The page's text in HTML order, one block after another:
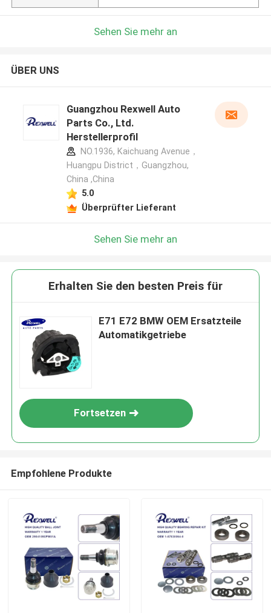
Sehen Sie mehr an
ÜBER UNS
Guangzhou Rexwell Auto
Parts Co., Ltd.
Herstellerprofil
NO.1936, Kaichuang Avenue，
Huangpu District，Guangzhou,
China ,China
5.0
Überprüfter Lieferant
Sehen Sie mehr an
Erhalten Sie den besten Preis für
E71 E72 BMW OEM Ersatzteile
Automatikgetriebe
Fortsetzen
Empfohlene Produkte